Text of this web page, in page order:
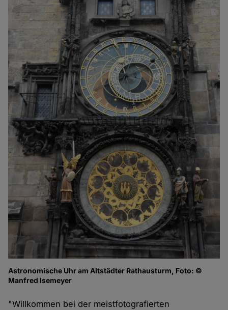
Astronomische Uhr am Altstädter Rathausturm, Foto: ©
Manfred Isemeyer
"Willkommen bei der meistfotografierten